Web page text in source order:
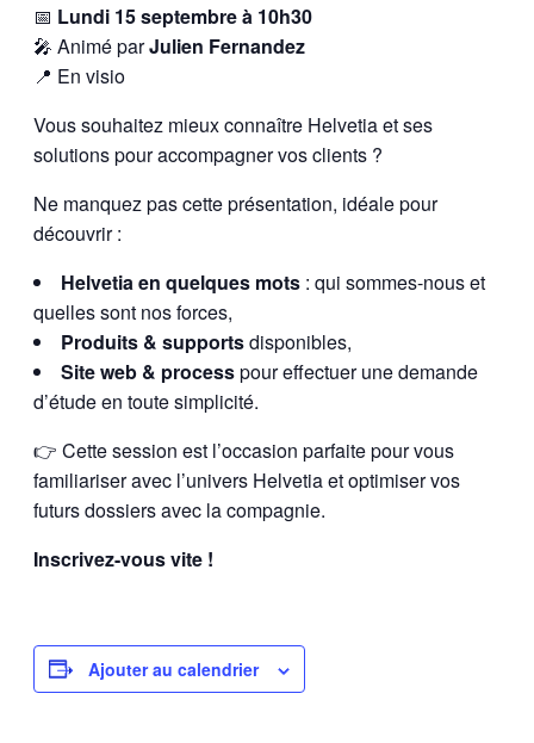
📅 Lundi 15 septembre à 10h30
🎤 Animé parJulien Fernandez
📍 En visio
Vous souhaitez mieux connaître Helvetia et ses
solutions pour accompagner vos clients ?
Ne manquez pas cette présentation, idéale pour
découvrir :
Helvetia en quelques mots : qui sommes-nous et
quelles sont nos forces,
Produits & supportsdisponibles,
Site web & processpour effectuer une demande
d’étude en toute simplicité.
👉 Cette session est l’occasion parfaite pour vous
familiariser avec l’univers Helvetia et optimiser vos
futurs dossiers avec la compagnie.
Inscrivez-vous vite !
Ajouter au calendrier